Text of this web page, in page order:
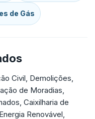
de Gás
Civil, Demolições,
de Moradias,
Caixilharia de
Renovável,